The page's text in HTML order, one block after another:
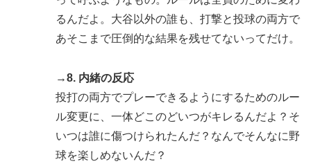
るんだよ。大谷以外の誰も、打撃と投球の両方で
あそこまで圧倒的な結果を残せてないってだけ。
→8. 内緒の反応
投打の両方でプレーできるようにするためのルー
ル変更に、一体どこのどいつがキレるんだよ？そ
いつは誰に傷つけられたんだ？なんでそんなに野
球を楽しめないんだ？